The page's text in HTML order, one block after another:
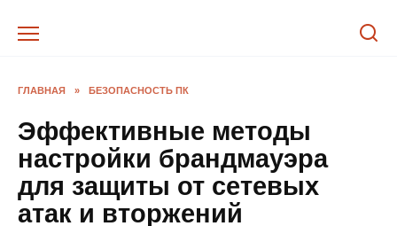
ГЛАВНАЯ » БЕЗОПАСНОСТЬ ПК
Эффективные методы
настройки брандмауэра
для защиты от сетевых
атак и вторжений